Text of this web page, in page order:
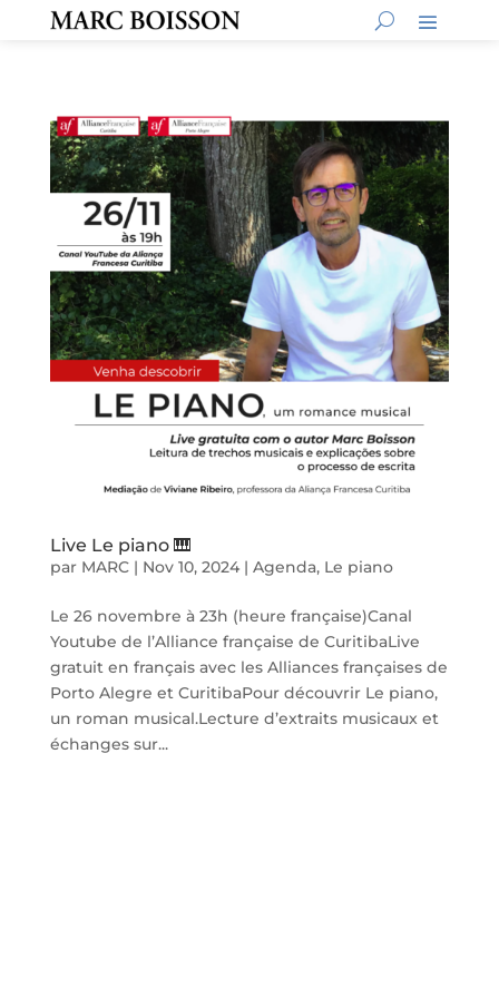
Live Le piano 🎹
par MARC| Nov 10, 2024| Agenda, Le piano
Le 26 novembre à 23h (heure française)Canal
Youtube de l’Alliance française de CuritibaLive
gratuit en français avec les Alliances françaises de
Porto Alegre et CuritibaPour découvrir Le piano,
un roman musical.Lecture d’extraits musicaux et
échanges sur...